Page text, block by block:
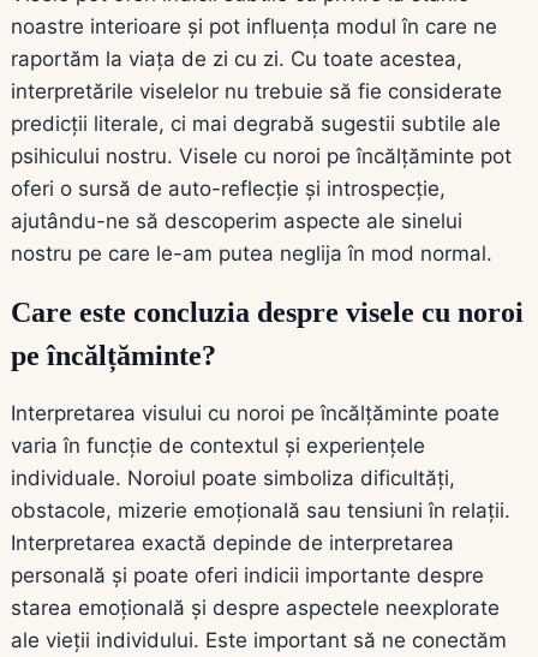
noastre interioare și pot influența modul în care ne
raportăm la viața de zi cu zi. Cu toate acestea,
interpretările viselelor nu trebuie să fie considerate
predicții literale, ci mai degrabă sugestii subtile ale
psihicului nostru. Visele cu noroi pe încălțăminte pot
oferi o sursă de auto-reflecție și introspecție,
ajutându-ne să descoperim aspecte ale sinelui
nostru pe care le-am putea neglija în mod normal.
Care este concluzia despre visele cu noroi
pe încălțăminte?
Interpretarea visului cu noroi pe încălțăminte poate
varia în funcție de contextul și experiențele
individuale. Noroiul poate simboliza dificultăți,
obstacole, mizerie emoțională sau tensiuni în relații.
Interpretarea exactă depinde de interpretarea
personală și poate oferi indicii importante despre
starea emoțională și despre aspectele neexplorate
ale vieții individului. Este important să ne conectăm